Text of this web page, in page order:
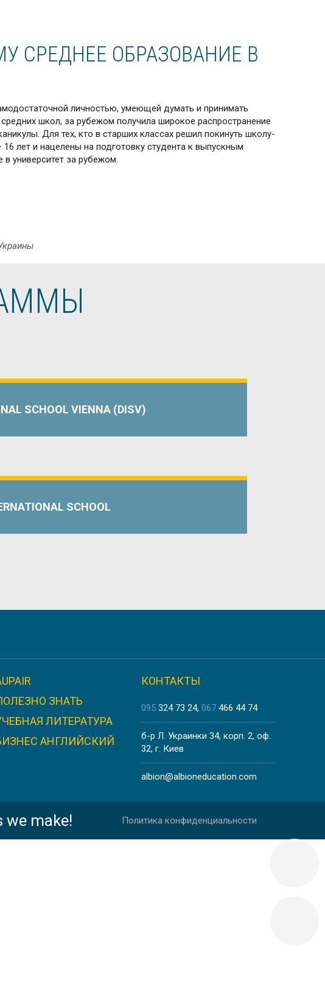
СРЕДНЕЕ ОБРАЗОВАНИЕ В
личностью, умеющей думать и принимать
школ, за рубежом получила широкое распространение
Для тех, кто в старших классах решил покинуть школу-
лет и нацелены на подготовку студента к выпускным
в университет за рубежом.
SCHOOL VIENNA (DISV)
SCHOOL
АНГЛИЯ
ЗНАТЬ
ЛИТЕРАТУРА
АНГЛИЙСКИЙ
КОНТАКТЫ
095 324 73 24 067 466 44 74
б-р Л. Украинки 34, корп. 2, оф.
32, г. Киев
albion@albioneducation.com
we make! Политика конфиденциальности